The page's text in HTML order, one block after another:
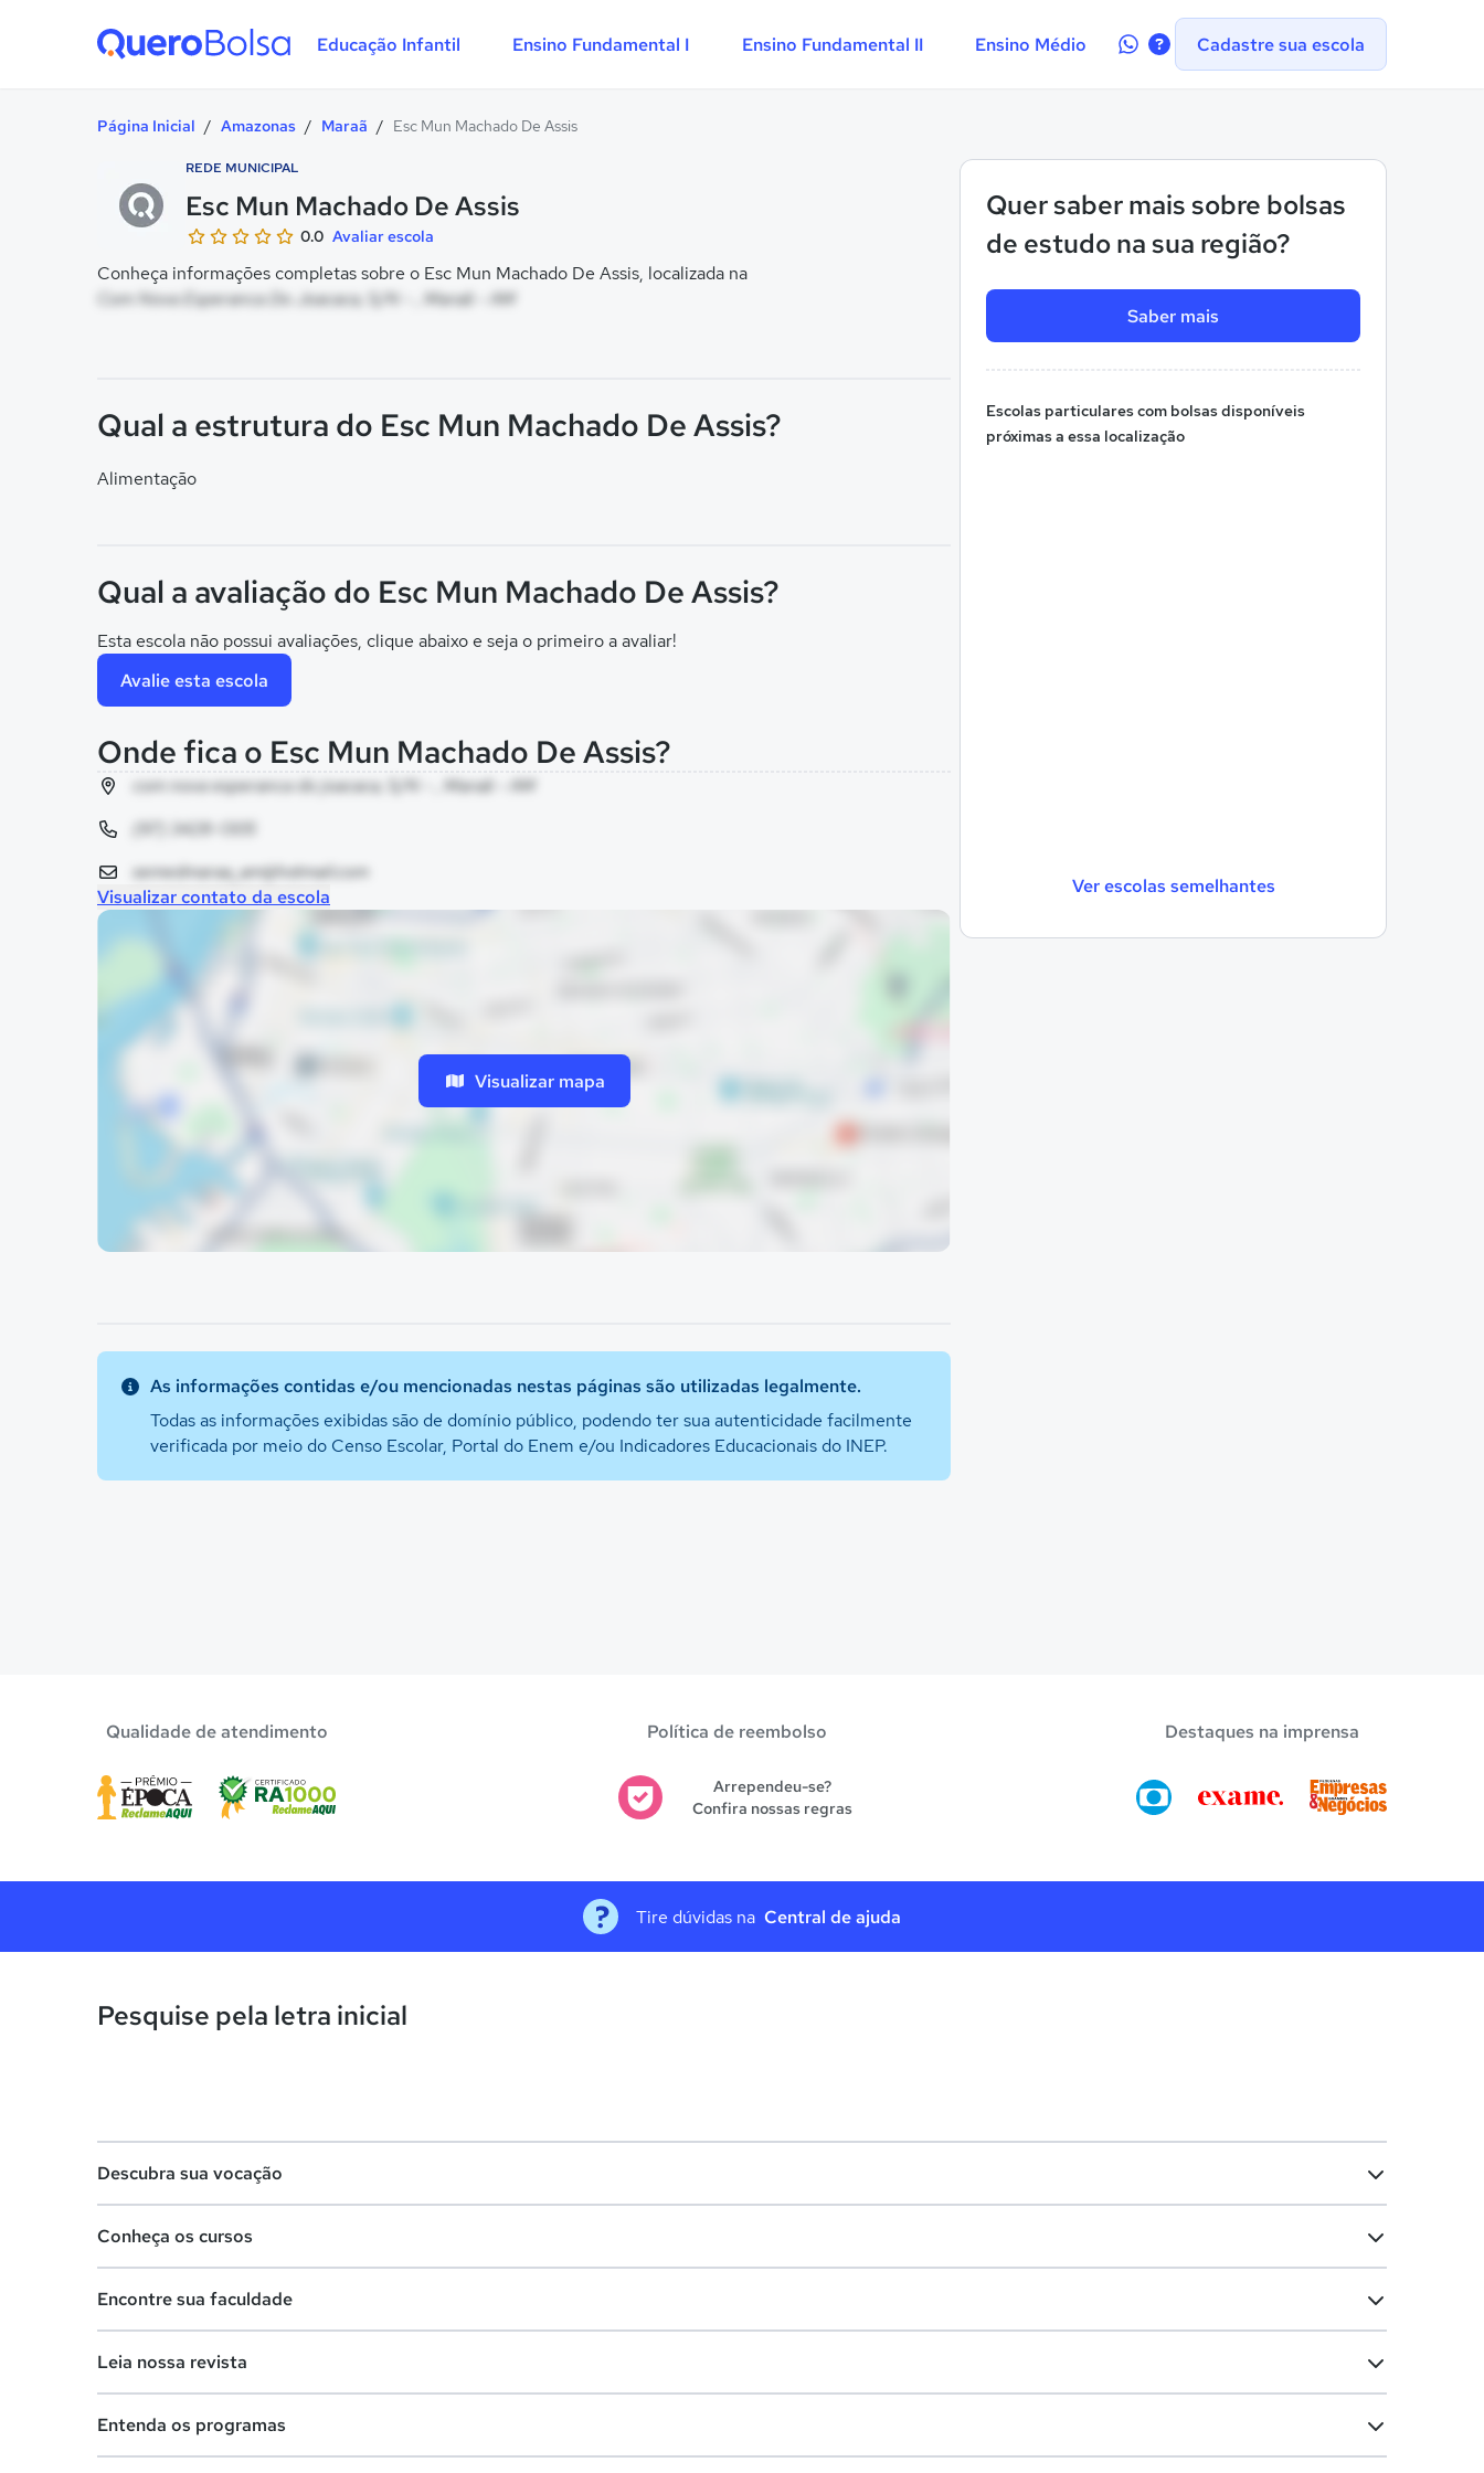
Educação Infantil Ensino Fundamental I Ensino Fundamental II Ensino Médio
Contate-Cadastre sua escola
Página Inicial / Amazonas / Maraã / Esc Mun Machado De Assis
REDE MUNICIPAL
Esc Mun Machado De Assis
0.0 Avaliar escola
Conheça informações completas sobre o Esc Mun Machado De Assis, localizada na
Com Nova Esperanca Do Joacaca, S/N - , Maraã - AM
Quer saber mais sobre bolsas
de estudo na sua região?
Saber mais
Escolas particulares com bolsas disponíveis
próximas a essa localização
Ver escolas semelhantes
Qual a estrutura do Esc Mun Machado De Assis?
Alimentação
Qual a avaliação do Esc Mun Machado De Assis?
Esta escola não possui avaliações, clique abaixo e seja o primeiro a avaliar!
Avalie esta escola
Onde fica o Esc Mun Machado De Assis?
com nova esperanca do joacaca, S/N - , Maraã - AM
(97) 3428-1305
semedmaraa_am@hotmail.com
Visualizar contato da escola
Visualizar mapa
As informações contidas e/ou mencionadas nestas páginas são utilizadas legalmente.
Todas as informações exibidas são de domínio público, podendo ter sua autenticidade facilmente
verificada por meio do Censo Escolar, Portal do Enem e/ou Indicadores Educacionais do INEP.
Qualidade de atendimento Política de reembolso
Arrependeu-se?
Confira nossas regras
Destaques na imprensa
Tire dúvidas na Central de ajuda
Pesquise pela letra inicial
Descubra sua vocação
Lista de profissões
Conheça os cursos
Cursos de graduação
Cursos livres
Encontre sua faculdade
Faculdades na sua cidade
Leia nossa revista
Entenda os programas